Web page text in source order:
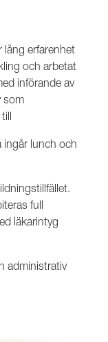
lång erfarenhet
och arbetat
införande av
som
ingår lunch och
full
läkarintyg
administrativ